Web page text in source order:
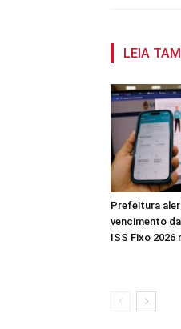
LEIA
Prefeitura
vencimento
ISS Fixo 2026